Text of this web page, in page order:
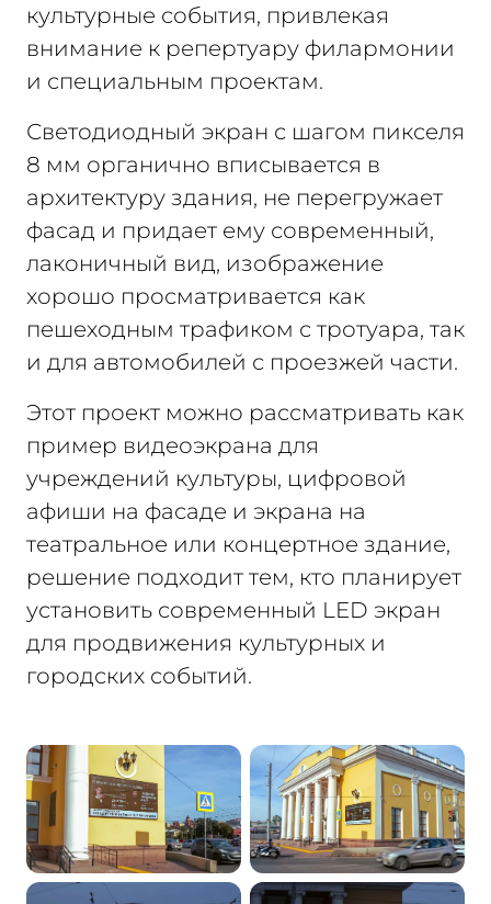
культурные события, привлекая
внимание к репертуару филармонии
и специальным проектам.
Светодиодный экран с шагом пикселя
8 мм органично вписывается в
архитектуру здания, не перегружает
фасад и придает ему современный,
лаконичный вид, изображение
хорошо просматривается как
пешеходным трафиком с тротуара, так
и для автомобилей с проезжей части.
Этот проект можно рассматривать как
пример видеоэкрана для
учреждений культуры, цифровой
афиши на фасаде и экрана на
театральное или концертное здание,
решение подходит тем, кто планирует
установить современный LED экран
для продвижения культурных и
городских событий.